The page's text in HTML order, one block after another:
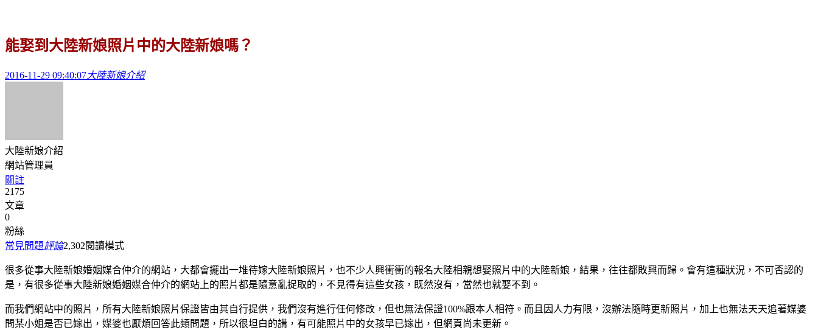
能娶到大陸新娘照片中的大陸新娘嗎？
2016-11-29 09:40:07大陸新娘介紹
大陸新娘介紹
網站管理員
關註
2175
文章
0
粉絲
常見問題評論2,302閱讀模式
很多從事大陸新娘婚姻媒合仲介的網站，大都會擺出一堆待嫁大陸新娘照片，也不少人興衝衝的報名大陸相親想娶照片中的大陸新娘，結果，往往都敗興而歸。會有這種狀況，不可否認的
是，有很多從事大陸新娘婚姻媒合仲介的網站上的照片都是隨意亂捉取的，不見得有這些女孩，既然沒有，當然也就娶不到。
而我們網站中的照片，所有大陸新娘照片保證皆由其自行提供，我們沒有進行任何修改，但也無法保證100%跟本人相符。而且因人力有限，沒辦法隨時更新照片，加上也無法天天追著媒婆
問某小姐是否已嫁出，媒婆也厭煩回答此類問題，所以很坦白的講，有可能照片中的女孩早已嫁出，但網頁尚未更新。